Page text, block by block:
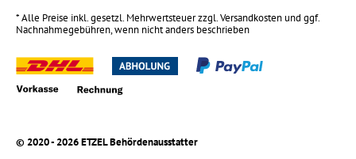
* Alle Preise inkl. gesetzl. Mehrwertsteuer zzgl.Versandkostenund ggf.
Nachnahmegebühren, wenn nicht anders beschrieben
© 2020 - 2026 ETZEL Behördenausstatter